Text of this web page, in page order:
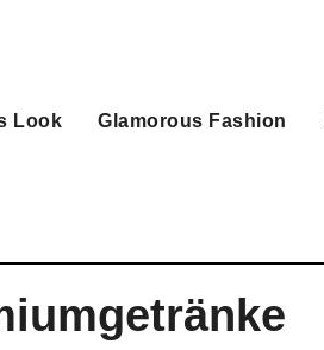
Look Glamorous Fashion